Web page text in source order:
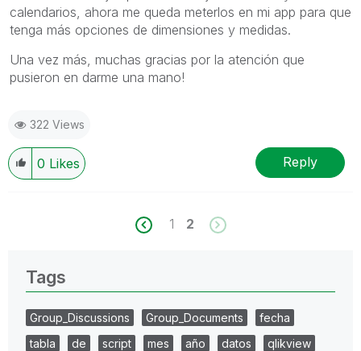
calendarios, ahora me queda meterlos en mi app para que
tenga más opciones de dimensiones y medidas.
Una vez más, muchas gracias por la atención que
pusieron en darme una mano!
322 Views
0 Likes Reply
1 2
Tags
Group_Discussions Group_Documents
fecha
tabla
de script mes año datos
qlikview